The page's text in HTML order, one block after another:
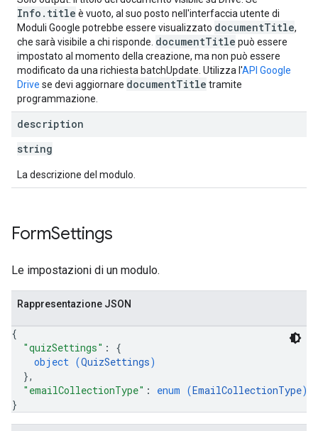
Info.title è vuoto, al suo posto nell'interfaccia utente di
Moduli Google potrebbe essere visualizzato documentTitle,
che sarà visibile a chi risponde. documentTitle può essere
impostato al momento della creazione, ma non può essere
modificato da una richiesta batchUpdate. Utilizza l'API Google
Drive se devi aggiornare documentTitle tramite
programmazione.
description
string
La descrizione del modulo.
FormSettings
Le impostazioni di un modulo.
Rappresentazione JSON
{
"quizSettings" : {
object (QuizSettings)
},
"emailCollectionType" : enum (EmailCollectionType)
}